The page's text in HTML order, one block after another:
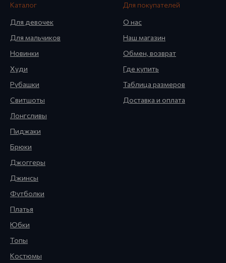
Каталог
Для девочек
Для мальчиков
Новинки
Худи
Рубашки
Свитшоты
Лонгсливы
Пиджаки
Брюки
Джоггеры
Джинсы
Футболки
Платья
Юбки
Топы
Костюмы
Для покупателей
О нас
Наш магазин
Обмен, возврат
Где купить
Таблица размеров
Доставка и оплата